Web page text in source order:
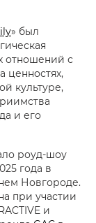
» был
отношений с
ценностях,
культуре,
и его
роуд-шоу
года в
Новгороде.
при участии
и